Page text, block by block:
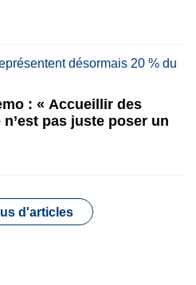
: « Accueillir des
pas juste poser un
d'articles